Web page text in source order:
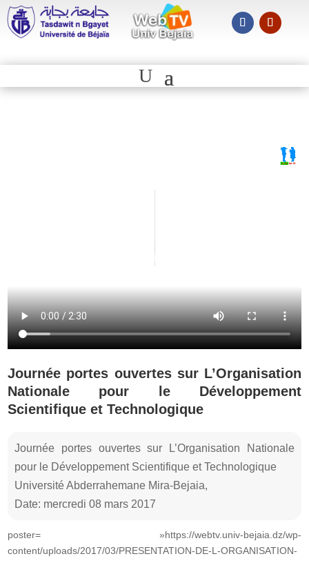
Journée portes ouvertes sur L’Organisation
Nationale pour le Développement
Scientifique et Technologique
Journée portes ouvertes sur L’Organisation Nationale
pour le Développement Scientifique et Technologique
Université Abderrahemane Mira-Bejaia,
Date: mercredi 08 mars 2017
poster= »https://webtv.univ-bejaia.dz/wp-
content/uploads/2017/03/PRESENTATION-DE-L-ORGANISATION-